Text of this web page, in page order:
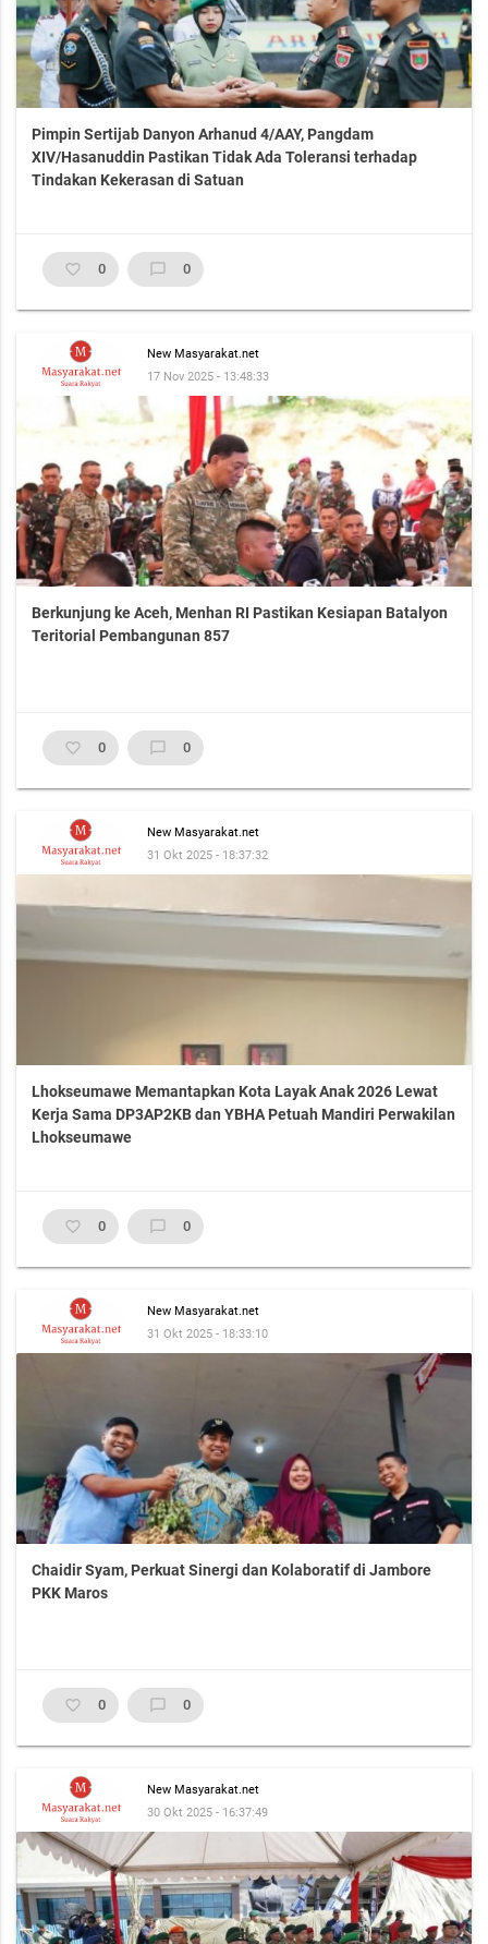
Pimpin Sertijab Danyon Arhanud 4/AAY, Pangdam
XIV/Hasanuddin Pastikan Tidak Ada Toleransi terhadap
Tindakan Kekerasan di Satuan
favorite_border 0 chat_bubble_outline 0
New Masyarakat.net
17 Nov 2025 - 13:48:33
Berkunjung ke Aceh, Menhan RI Pastikan Kesiapan Batalyon
Teritorial Pembangunan 857
favorite_border 0 chat_bubble_outline 0
New Masyarakat.net
31 Okt 2025 - 18:37:32
Lhokseumawe Memantapkan Kota Layak Anak 2026 Lewat
Kerja Sama DP3AP2KB dan YBHA Petuah Mandiri Perwakilan
Lhokseumawe
favorite_border 0 chat_bubble_outline 0
New Masyarakat.net
31 Okt 2025 - 18:33:10
Chaidir Syam, Perkuat Sinergi dan Kolaboratif di Jambore
PKK Maros
favorite_border 0 chat_bubble_outline 0
New Masyarakat.net
30 Okt 2025 - 16:37:49